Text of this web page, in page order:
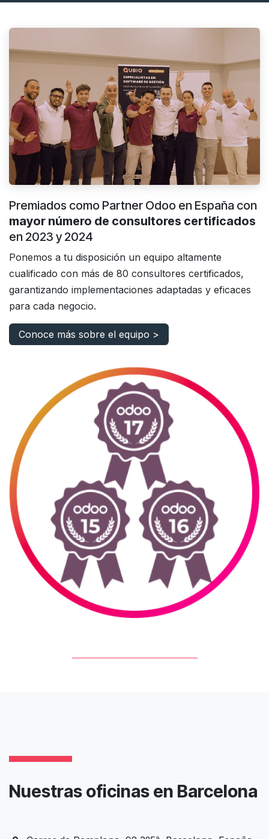
Premiados como Partner Odoo en España con
mayor número de consultores certificados
en 2023 y 2024
Ponemos a tu disposición un equipo altamente
cualificado con más de 80 consultores certificados,
garantizando implementaciones adaptadas y eficaces
para cada negocio.
Conoce más sobre el equipo >
Nuestras oficinas en Barcelona